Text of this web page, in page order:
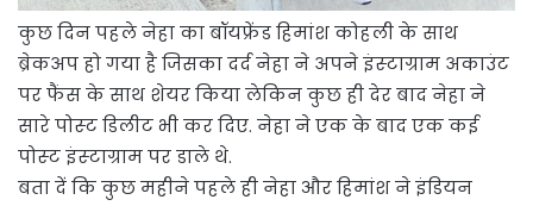
कुछ दिन पहले नेहा का बॉयफ्रेंड हिमांश कोहली के साथ
ब्रेकअप हो गया है जिसका दर्द नेहा ने अपने इंस्‍टाग्राम अकाउंट
पर फैंस के साथ शेयर किया लेकिन कुछ ही देर बाद नेहा ने
सारे पोस्‍ट डिलीट भी कर दिए. नेहा ने एक के बाद एक कई
पोस्‍ट इंस्‍टाग्राम पर डाले थे.
बता दें कि कुछ महीने पहले ही नेहा और हिमांश ने इंडियन